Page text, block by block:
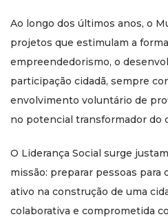
Ao longo dos últimos anos, o
projetos que estimulam a
empreendedorismo, o
participação cidadã, sempre
envolvimento voluntário de
no potencial transformador do
O Liderança Social surge
missão: preparar pessoas para
ativo na construção de uma
colaborativa e comprometida